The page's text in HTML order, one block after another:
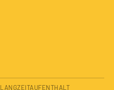
LANGZEITAUFENTHALT